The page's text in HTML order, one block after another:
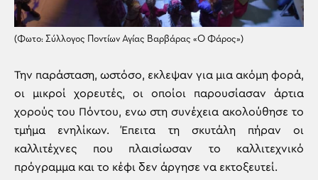
(Φωτο: Σύλλογος Ποντίων Αγίας Βαρβάρας «Ο Φάρος»)
Την παράσταση, ωστόσο, εκλεψαν για μια ακόμη φορά,
οι μικροί χορευτές, οι οποίοι παρουσίασαν άρτια
χορούς του Πόντου, ενω στη συνέχεια ακολούθησε το
τμήμα ενηλίκων. Έπειτα τη σκυτάλη πήραν οι
καλλιτέχνες που πλαισίωσαν το καλλιτεχνικό
πρόγραμμα και το κέφι δεν άργησε να εκτοξευτεί.